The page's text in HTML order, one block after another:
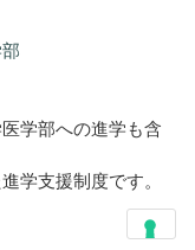
学部への進学も含
学支援制度です。